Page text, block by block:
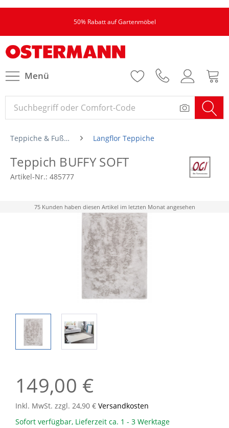
50% Rabatt auf Gartenmöbel
Menü
Teppiche & Fußmatten Langflor Teppiche
Teppich BUFFY SOFT
Artikel-Nr.: 485777
75 Kunden haben diesen Artikel im letzten Monat angesehen
149,00 €
Inkl. MwSt. zzgl. 24,90 € Versandkosten
Sofort verfügbar, Lieferzeit ca. 1 - 3 Werktage